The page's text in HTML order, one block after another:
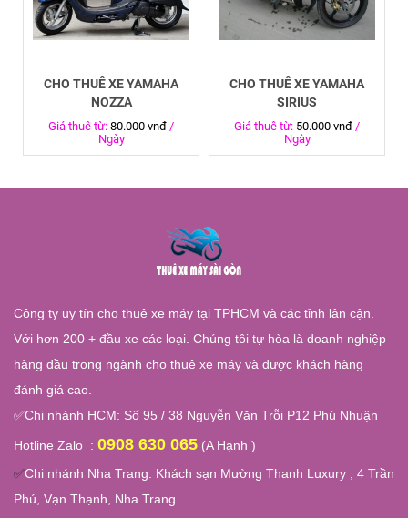
CHO THUÊ XE YAMAHA
NOZZA
Giá thuê từ: 80.000 vnđ /
Ngày
CHO THUÊ XE YAMAHA
SIRIUS
Giá thuê từ: 50.000 vnđ /
Ngày
Công ty uy tín cho thuê xe máy tại TPHCM và các tỉnh lân cận.
Với hơn 200 + đầu xe các loại. Chúng tôi tự hòa là doanh nghiệp
hàng đầu trong ngành cho thuê xe máy và được khách hàng
đánh giá cao.
✅Chi nhánh HCM: Số 95 / 38 Nguyễn Văn Trỗi P12 Phú Nhuận
Hotline Zalo : 0908 630 065 (A Hạnh )
✅Chi nhánh Nha Trang: Khách sạn Mường Thanh Luxury , 4 Trần
Phú, Vạn Thạnh, Nha Trang